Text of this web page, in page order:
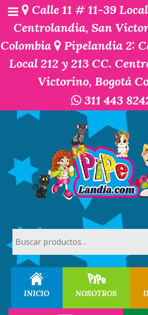
Calle 11 # 11-39
Centrolandia, San
Colombia
Pipelandia 2:
Local 212 y 213 CC.
Victorino, Bogotá
311 443
por:
INICIO NOSOTROS